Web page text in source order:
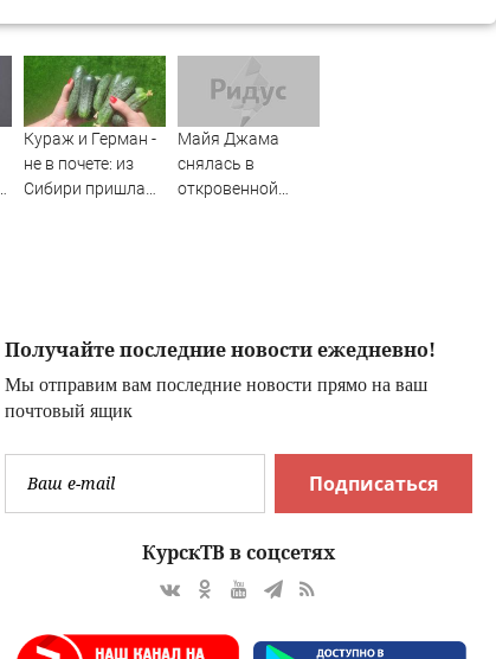
Кураж и Герман -
не в почете: из
Сибири пришла
Майя Джама
снялась в
откровенной
Получайте последние новости ежедневно!
Мы отправим вам последние новости прямо на ваш
почтовый ящик
Подписаться
КурскТВ в соцсетях